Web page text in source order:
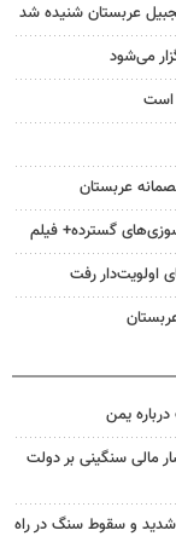
عربستان شنیده شد
می‌شود
است
عربستان
گسترده+ فیلم
اولویت‌دار رفت
یمن
مالی سنگینی بر دولت
برای ۴ استان؛ رگبار شدید و سقوط سنگ در راه